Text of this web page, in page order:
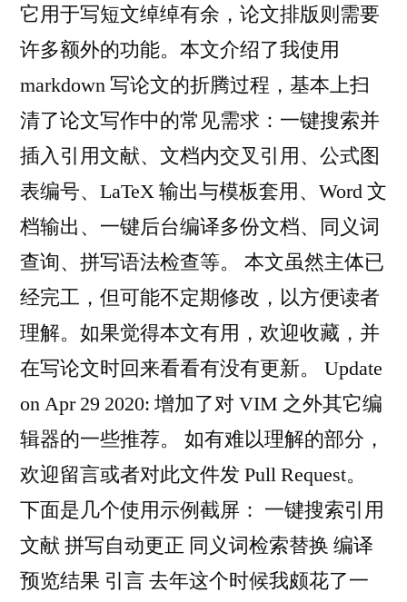
它用于写短文绰绰有余，论文排版则需要
许多额外的功能。本文介绍了我使用
markdown 写论文的折腾过程，基本上扫
清了论文写作中的常见需求：一键搜索并
插入引用文献、文档内交叉引用、公式图
表编号、LaTeX 输出与模板套用、Word 文
档输出、一键后台编译多份文档、同义词
查询、拼写语法检查等。 本文虽然主体已
经完工，但可能不定期修改，以方便读者
理解。如果觉得本文有用，欢迎收藏，并
在写论文时回来看看有没有更新。 Update
on Apr 29 2020: 增加了对 VIM 之外其它编
辑器的一些推荐。 如有难以理解的部分，
欢迎留言或者对此文件发 Pull Request。
下面是几个使用示例截屏： 一键搜索引用
文献 拼写自动更正 同义词检索替换 编译
预览结果 引言 去年这个时候我颇花了一